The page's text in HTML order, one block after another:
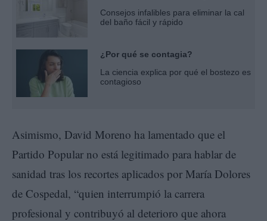
Consejos infalibles para eliminar la cal
del baño fácil y rápido
¿Por qué se contagia?
La ciencia explica por qué el bostezo es
contagioso
Asimismo, David Moreno ha lamentado que el
Partido Popular no está legitimado para hablar de
sanidad tras los recortes aplicados por María Dolores
de Cospedal, “quien interrumpió la carrera
profesional y contribuyó al deterioro que ahora